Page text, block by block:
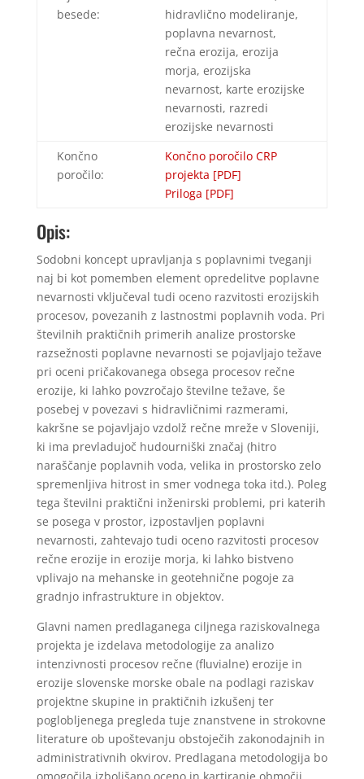
besede:
hidravlično modeliranje,
poplavna nevarnost,
rečna erozija, erozija
morja, erozijska
nevarnost, karte erozijske
nevarnosti, razredi
erozijske nevarnosti
Končno
poročilo:
Končno poročilo CRP
projekta [PDF]
Priloga [PDF]
Opis:
Sodobni koncept upravljanja s poplavnimi tveganji
naj bi kot pomemben element opredelitve poplavne
nevarnosti vključeval tudi oceno razvitosti erozijskih
procesov, povezanih z lastnostmi poplavnih voda. Pri
številnih praktičnih primerih analize prostorske
razsežnosti poplavne nevarnosti se pojavljajo težave
pri oceni pričakovanega obsega procesov rečne
erozije, ki lahko povzročajo številne težave, še
posebej v povezavi s hidravličnimi razmerami,
kakršne se pojavljajo vzdolž rečne mreže v Sloveniji,
ki ima prevladujoč hudourniški značaj (hitro
naraščanje poplavnih voda, velika in prostorsko zelo
spremenljiva hitrost in smer vodnega toka itd.). Poleg
tega številni praktični inženirski problemi, pri katerih
se posega v prostor, izpostavljen poplavni
nevarnosti, zahtevajo tudi oceno razvitosti procesov
rečne erozije in erozije morja, ki lahko bistveno
vplivajo na mehanske in geotehnične pogoje za
gradnjo infrastrukture in objektov.
Glavni namen predlaganega ciljnega raziskovalnega
projekta je izdelava metodologije za analizo
intenzivnosti procesov rečne (fluvialne) erozije in
erozije slovenske morske obale na podlagi raziskav
projektne skupine in praktičnih izkušenj ter
poglobljenega pregleda tuje znanstvene in strokovne
literature ob upoštevanju obstoječih zakonodajnih in
administrativnih okvirov. Predlagana metodologija bo